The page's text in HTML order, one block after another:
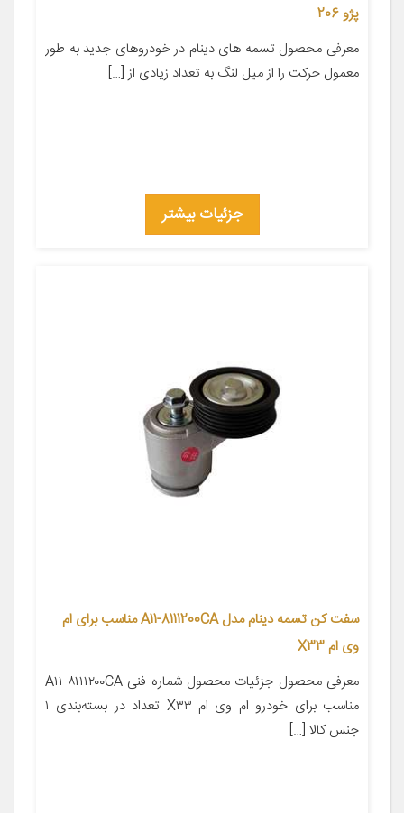
پژو 206
معرفی محصول تسمه های دینام در خودروهای جدید به طور
معمول حرکت را از میل لنگ به تعداد زیادی از […]
جزئیات بیشتر
سفت کن تسمه دینام مدل A11-8111200CA مناسب برای ام
وی ام X33
معرفی محصول جزئیات محصول شماره فنی A۱۱-۸۱۱۱۲۰۰CA
مناسب برای خودرو ام وی ام X۳۳ تعداد در بسته‌بندی ۱
جنس کالا […]